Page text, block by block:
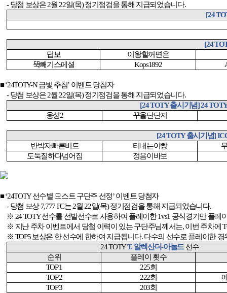
-당첨 보상은2월 22일(목)정기점검을 통해 지급되었습니다.
[24
[24
덥보
이왕할꺼면은
뚝빼기스페셜
Kops1892
■ ‘24TOTY-N금빛 추첨’ 이벤트 당첨자
-당첨 보상은2월 22일(목)정기점검을 통해 지급되었습니다.
[24 TOTY출시기념] 24
웅성2 꾸울단단지
[24 TOTY출시기념]
반박자빠른비트
티내는이빵
도둑질하다넘어짐
정음이바보
■ ‘24TOTY선수별 모스트 구단주 선정’이벤트 당첨자
-당첨 보상7,777 FC는2월 22일(목)정기점검을 통해 지급되었습니다.
※ 24 TOTY선수를 선발선수로 사용하여 플레이한1vs1 공식경기만 플레
※ 지난 주차 이벤트에서 당첨 이력이 있는 구단주님께서는,이번 주차에
※ TOP5 보상은 한 선수에 한하여 지급됩니다.다수의 선수로 플레이한
24 TOTYT. 알렉산더-아놀드선수
순위
플레이 횟수
TOP 1
225회
TOP 2
222회
TOP 3
203회